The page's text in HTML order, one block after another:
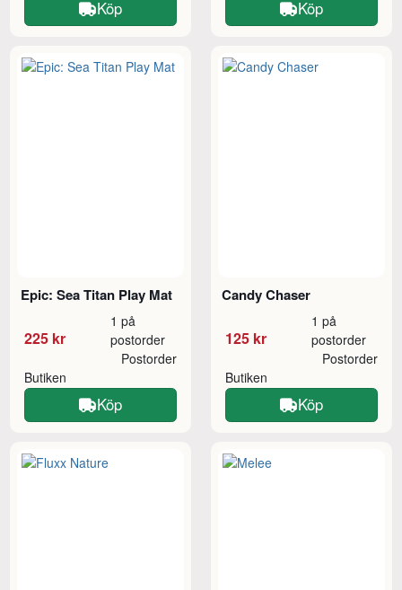
Köp Köp
Epic: Sea Titan Play Mat
225 kr
1 på
postorder
Butiken
Postorder
Köp
Candy Chaser
125 kr
1 på
postorder
Butiken
Postorder
Köp